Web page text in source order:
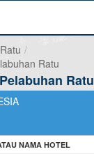
/
Ratu
Ratu
NAMA HOTEL